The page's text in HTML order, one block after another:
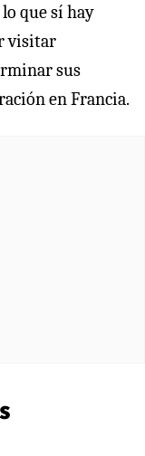
que sí hay
visitar
sus
en Francia.